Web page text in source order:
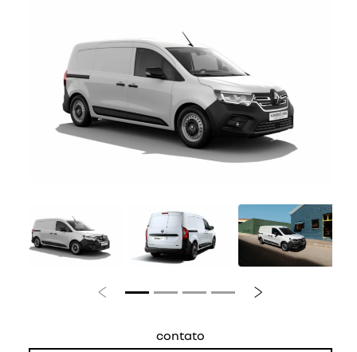
Anterior
Anterior Próximo
contato